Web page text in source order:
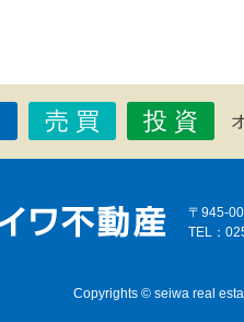
売 買 投 資
〒945-
TEL：
Copyrights © seiwa real